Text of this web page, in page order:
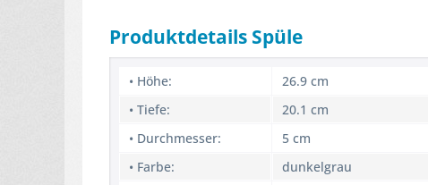
Produktdetails Spüle
• Höhe:
26.9 cm
• Tiefe:
20.1 cm
• Durchmesser:
5 cm
• Farbe:
dunkelgrau